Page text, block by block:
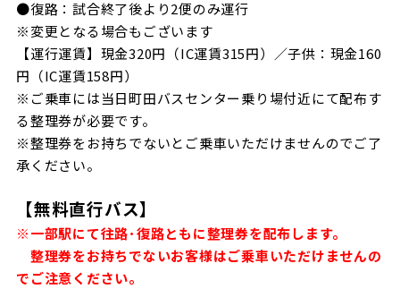
●復路：試合終了後より2便のみ運行
※変更となる場合もございます
【運行運賃】現金320円（IC運賃315円）／子供：現金160
円（IC運賃158円）
※ご乗車には当日町田バスセンター乗り場付近にて配布す
る整理券が必要です。
※整理券をお持ちでないとご乗車いただけませんのでご了
承ください。
【無料直行バス】
※一部駅にて往路･復路ともに整理券を配布します。
整理券をお持ちでないお客様はご乗車いただけませんの
でご注意ください。